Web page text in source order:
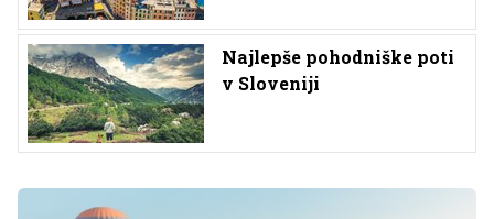
Najlepše pohodniške poti
v Sloveniji